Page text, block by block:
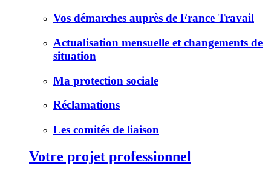
Vos démarches auprès de France Travail
Actualisation mensuelle et changements de
situation
Ma protection sociale
Réclamations
Les comités de liaison
Votre projet professionnel